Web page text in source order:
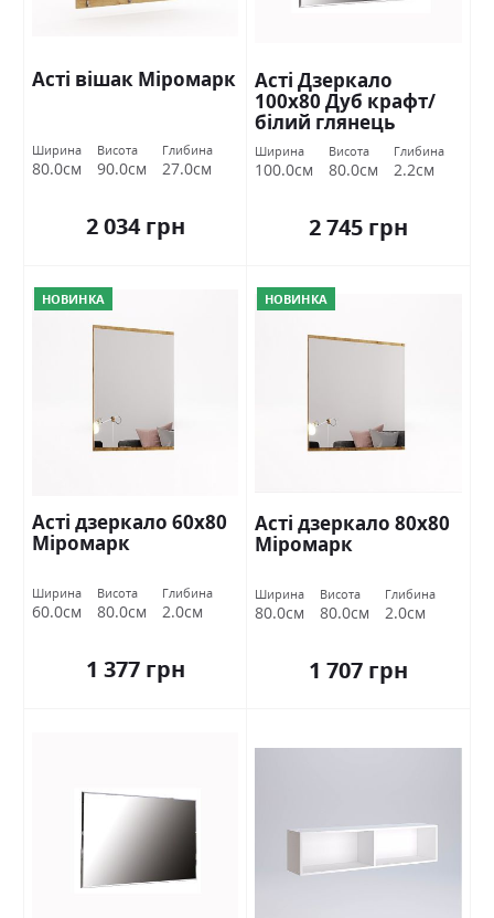
Асті вішак Міромарк
Ширина
80.0см
Висота
90.0см
Глибина
27.0см
2 034 грн
Асті Дзеркало
100х80 Дуб крафт/
білий глянець
Міромарк
Ширина
100.0см
Висота
80.0см
Глибина
2.2см
2 745 грн
НОВИНКА
Асті дзеркало 60х80
Міромарк
Ширина
60.0см
Висота
80.0см
Глибина
2.0см
1 377 грн
НОВИНКА
Асті дзеркало 80х80
Міромарк
Ширина
80.0см
Висота
80.0см
Глибина
2.0см
1 707 грн